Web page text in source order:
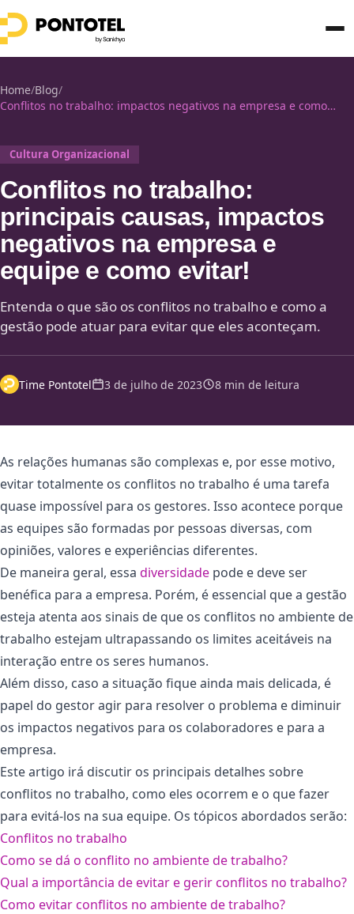
Home/Blog/
Conflitos no trabalho: impactos negativos na empresa e como
Cultura Organizacional
Conflitos no trabalho:
principais causas, impactos
negativos na empresa e
equipe e como evitar!
Entenda o que são os conflitos no trabalho e como a
gestão pode atuar para evitar que eles aconteçam.
Time Pontotel 3 de julho de 2023 8 min de leitura
As relações humanas são complexas e, por esse motivo,
evitar totalmente os conflitos no trabalho é uma tarefa
quase impossível para os gestores. Isso acontece porque
as equipes são formadas por pessoas diversas, com
opiniões, valores e experiências diferentes.
De maneira geral, essa diversidade pode e deve ser
benéfica para a empresa. Porém, é essencial que a gestão
esteja atenta aos sinais de que os conflitos no ambiente de
trabalho estejam ultrapassando os limites aceitáveis na
interação entre os seres humanos.
Além disso, caso a situação fique ainda mais delicada, é
papel do gestor agir para resolver o problema e diminuir
os impactos negativos para os colaboradores e para a
empresa.
Este artigo irá discutir os principais detalhes sobre
conflitos no trabalho, como eles ocorrem e o que fazer
para evitá-los na sua equipe. Os tópicos abordados serão:
Conflitos no trabalho
Como se dá o conflito no ambiente de trabalho?
Qual a importância de evitar e gerir conflitos no trabalho?
Como evitar conflitos no ambiente de trabalho?